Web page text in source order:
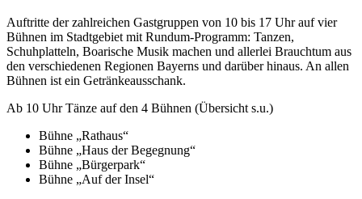
Auftritte der zahlreichen Gastgruppen von 10 bis 17 Uhr auf vier
Bühnen im Stadtgebiet mit Rundum-Programm: Tanzen,
Schuhplatteln, Boarische Musik machen und allerlei Brauchtum aus
den verschiedenen Regionen Bayerns und darüber hinaus. An allen
Bühnen ist ein Getränkeausschank.
Ab 10 Uhr Tänze auf den 4 Bühnen (Übersicht s.u.)
Bühne „Rathaus“
Bühne „Haus der Begegnung“
Bühne „Bürgerpark“
Bühne „Auf der Insel“